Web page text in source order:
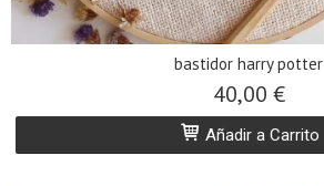
bastidor harry potter
40,00 €
Añadir a Carrito